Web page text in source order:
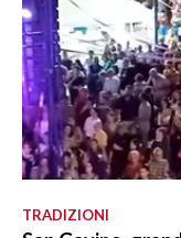
TRADIZIONI